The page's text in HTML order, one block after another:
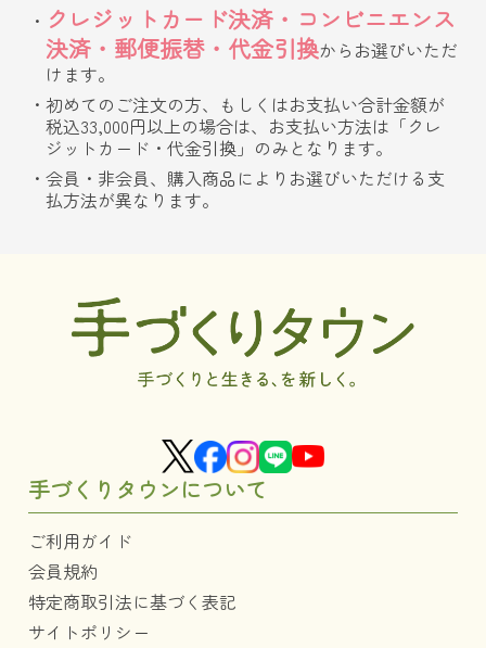
クレジットカード決済・コンビニエンス
決済・郵便振替・代金引換からお選びいただ
けます。
初めてのご注文の方、もしくはお支払い合計金額が
税込33,000円以上の場合は、お支払い方法は「クレ
ジットカード・代金引換」のみとなります。
会員・非会員、購入商品によりお選びいただける支
払方法が異なります。
手づくりタウンについて
ご利用ガイド
会員規約
特定商取引法に基づく表記
サイトポリシー